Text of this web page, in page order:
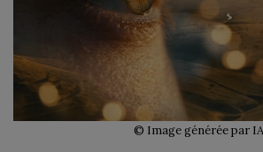
© Image générée par IA